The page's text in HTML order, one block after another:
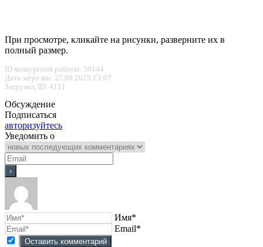
При просмотре, кликайте на рисунки, разверните их в
полный размер.
ID конкурсной работы: 50144
Дата загрузки: 27.09.2025 13:07
Загрузил, ID: 4111
Обсуждение
Подписаться
авторизуйтесь
Уведомить о
Имя*
Email*